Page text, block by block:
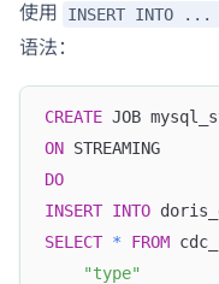
使用
INSERT INTO ...
语法：
CREATE JOB
ON STREAMING
DO
INSERT INTO
SELECT * FROM
"type"